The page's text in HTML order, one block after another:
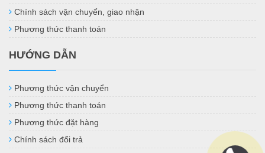
Chính sách vận chuyển, giao nhận
Phương thức thanh toán
HƯỚNG DẪN
Phương thức vận chuyển
Phương thức thanh toán
Phương thức đặt hàng
Chính sách đổi trả